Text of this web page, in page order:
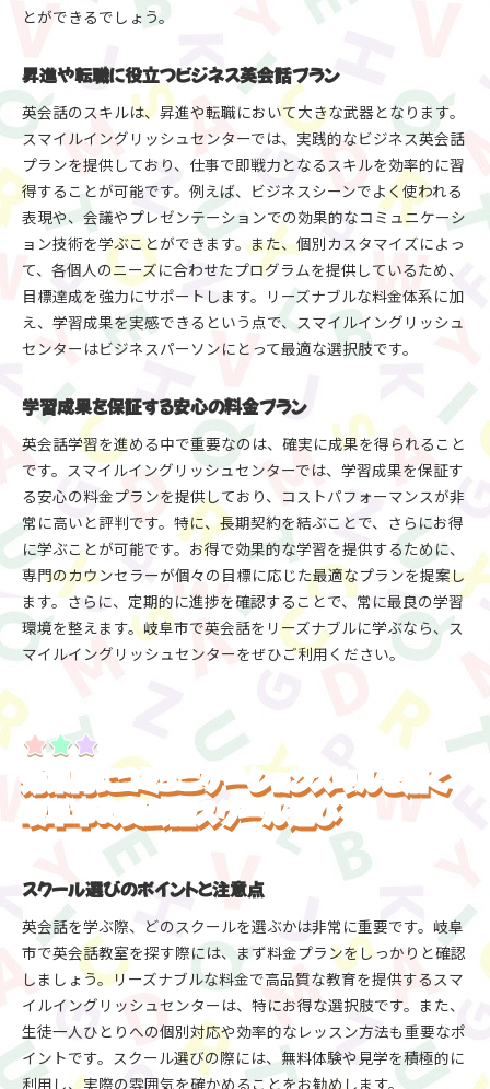
とができるでしょう。
昇進や転職に役立つビジネス英会話プラン
英会話のスキルは、昇進や転職において大きな武器となります。
スマイルイングリッシュセンターでは、実践的なビジネス英会話
プランを提供しており、仕事で即戦力となるスキルを効率的に習
得することが可能です。例えば、ビジネスシーンでよく使われる
表現や、会議やプレゼンテーションでの効果的なコミュニケーシ
ョン技術を学ぶことができます。また、個別カスタマイズによっ
て、各個人のニーズに合わせたプログラムを提供しているため、
目標達成を強力にサポートします。リーズナブルな料金体系に加
え、学習成果を実感できるという点で、スマイルイングリッシュ
センターはビジネスパーソンにとって最適な選択肢です。
学習成果を保証する安心の料金プラン
英会話学習を進める中で重要なのは、確実に成果を得られること
です。スマイルイングリッシュセンターでは、学習成果を保証す
る安心の料金プランを提供しており、コストパフォーマンスが非
常に高いと評判です。特に、長期契約を結ぶことで、さらにお得
に学ぶことが可能です。お得で効果的な学習を提供するために、
専門のカウンセラーが個々の目標に応じた最適なプランを提案し
ます。さらに、定期的に進捗を確認することで、常に最良の学習
環境を整えます。岐阜市で英会話をリーズナブルに学ぶなら、ス
マイルイングリッシュセンターをぜひご利用ください。
効果的にコミュニケーションスキルを磨く
岐阜市の英会話スクール選び
スクール選びのポイントと注意点
英会話を学ぶ際、どのスクールを選ぶかは非常に重要です。岐阜
市で英会話教室を探す際には、まず料金プランをしっかりと確認
しましょう。リーズナブルな料金で高品質な教育を提供するスマ
イルイングリッシュセンターは、特にお得な選択肢です。また、
生徒一人ひとりへの個別対応や効率的なレッスン方法も重要なポ
イントです。スクール選びの際には、無料体験や見学を積極的に
利用し、実際の雰囲気を確かめることをお勧めします。